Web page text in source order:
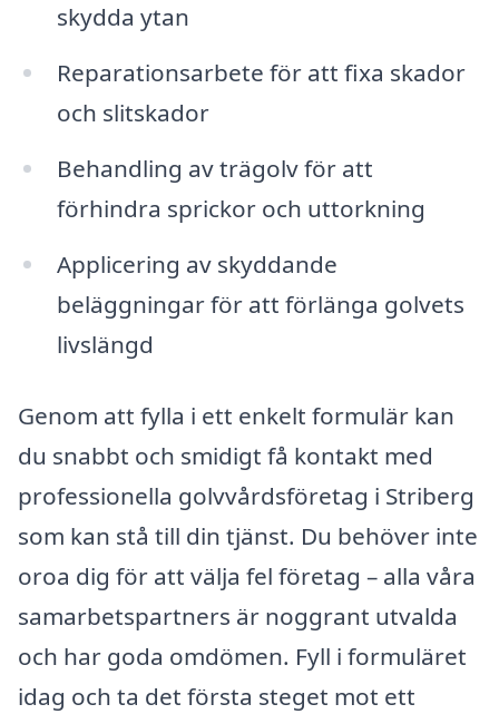
skydda ytan
Reparationsarbete för att fixa skador
och slitskador
Behandling av trägolv för att
förhindra sprickor och uttorkning
Applicering av skyddande
beläggningar för att förlänga golvets
livslängd
Genom att fylla i ett enkelt formulär kan
du snabbt och smidigt få kontakt med
professionella golvvårdsföretag i Striberg
som kan stå till din tjänst. Du behöver inte
oroa dig för att välja fel företag – alla våra
samarbetspartners är noggrant utvalda
och har goda omdömen. Fyll i formuläret
idag och ta det första steget mot ett